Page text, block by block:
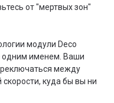
от "мертвых зон"
модули Deco
именем. Ваши
между
куда бы вы ни